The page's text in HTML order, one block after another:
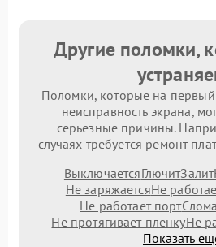
Другие поломки,
Поломки, которые на
неисправность экрана,
серьезные причины.
случаях требуется ремонт
ВыключаетсяГлючитЗалит
Не заряжаетсяНе
Не работает порт
Не протягивает пленкуНе
Показать